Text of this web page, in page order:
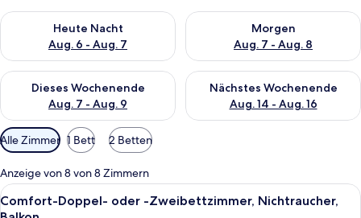
Heute Nacht
Aug. 6 - Aug. 7
Überprüfe die Verfügbarkeit für heute Nacht, Aug. 6 - Aug. 7.
Morgen
Aug. 7 - Aug. 8
Überprüfe die Verfügbarkeit
Dieses Wochenende
Aug. 7 - Aug. 9
Überprüfe die Verfügbarkeit für dieses Wochenende, Aug. 7
Nächstes Wochenende
Aug. 14 - Aug. 16
Überprüfe die Verfügbarkeit
Verfügbare
Filter
für
Zimmer
Alle Zimmer 1 Bett 2 Betten
Anzeige von 8 von 8 Zimmern
Alle
Fotos
Ein modernes Hotelzimmer mit
6
Comfort-Doppel- oder -Zweibettzimmer, Nichtraucher,